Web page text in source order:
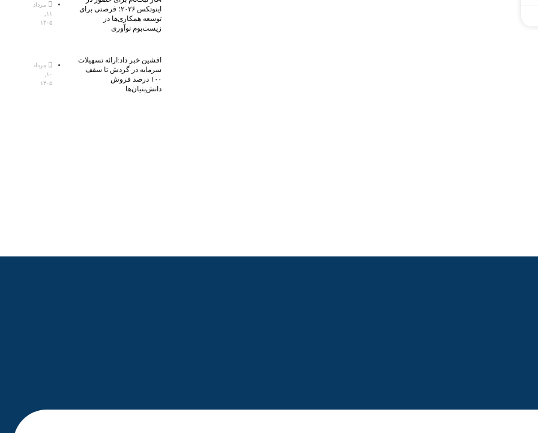
اینوتکس ۲۰۲۶؛ فرصتی برای
توسعه همکاری‌ها در
زیست‌بوم نوآوری
مرداد
۱۱,
۱۴۰۵
افشین خبر داد:ارائه تسهیلات
سرمایه در گردش تا سقف
۱۰۰ درصد فروش
دانش‌بنیان‌ها
مرداد
۱۰,
۱۴۰۵